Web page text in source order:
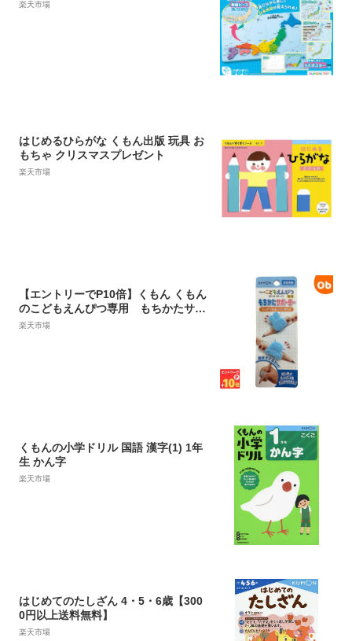
楽天市場
はじめるひらがな くもん出版 玩具 お
もちゃ クリスマスプレゼント
楽天市場
【エントリーでP10倍】くもん くもん
のこどもえんぴつ専用 もちかたサポ
ーター
楽天市場
くもんの小学ドリル 国語 漢字(1) 1年
生 かん字
楽天市場
はじめてのたしざん 4・5・6歳【300
0円以上送料無料】
楽天市場